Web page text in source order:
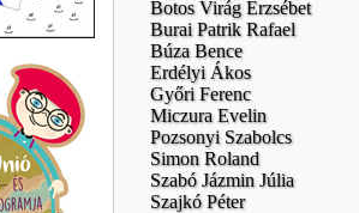
Botos Virág Erzsébet
Burai Patrik Rafael
Búza Bence
Erdélyi Ákos
Győri Ferenc
Miczura Evelin
Pozsonyi Szabolcs
Simon Roland
Szabó Jázmin Júlia
Szajkó Péter